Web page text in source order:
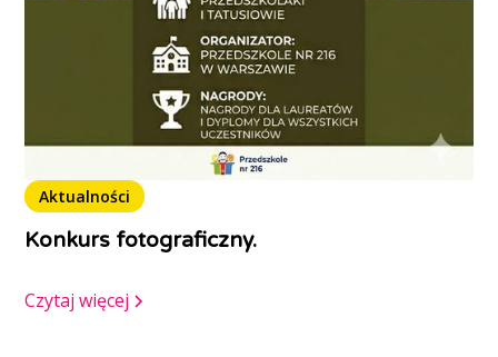
Aktualności
Konkurs fotograficzny.
Czytaj więcej